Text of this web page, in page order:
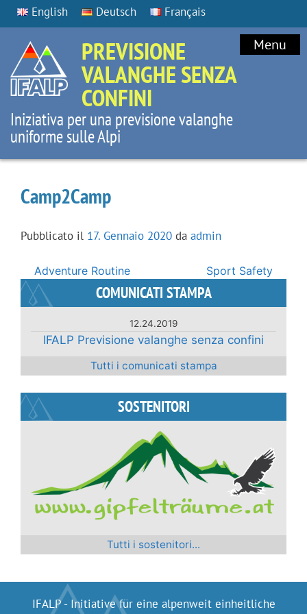
English Deutsch Français
PREVISIONE
VALANGHE SENZA
CONFINI
Iniziativa per una previsione valanghe
uniforme sulle Alpi
Menu
Camp2Camp
Pubblicato il 17. Gennaio 2020 da admin
Navigazione
articoli
Adventure Routine Sport Safety
COMUNICATI STAMPA
12.24.2019
IFALP Previsione valanghe senza confini
Tutti i comunicati stampa
SOSTENITORI
Tutti i sostenitori...
IFALP - Initiative für eine alpenweit einheitliche